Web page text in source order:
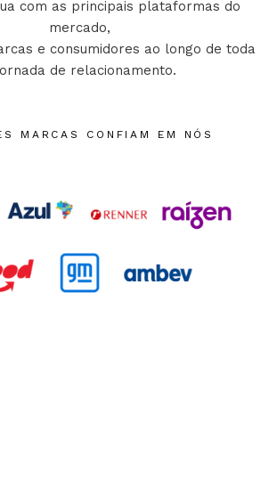
com as principais plataformas do
mercado,
e consumidores ao longo de toda